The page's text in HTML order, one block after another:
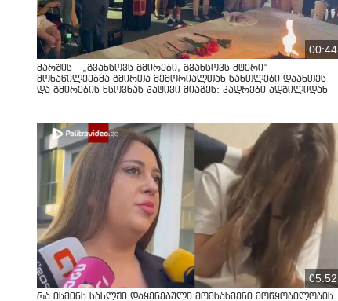
00:44
მარშის - „გვახსოვს გმირები, გვახსოვს მტერი” -
მონაწილეებმა გმირთა მემორიალთან სანთლები დაანთეს
და გმირების ხსოვნას პატივი მიაგეს: კადრები ადგილიდან
05:52
რა ისმინს სახლში დაყენებული მომსასმენი მოწყობილობის